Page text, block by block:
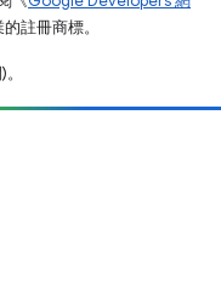
註冊商標。